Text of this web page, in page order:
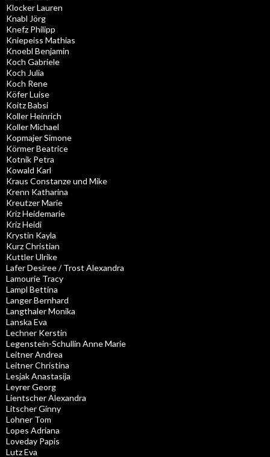
Klocker Lauren
Knabl Jörg
Knefz Philipp
Kniepeiss Mathias
Knoebl Benjamin
Koch Gabriele
Koch Julia
Koch Rene
Köfer Luise
Koitz Babsi
Koller Heinrich
Koller Michael
Kopmajer Simone
Körmer Beatrice
Kotnik Petra
Kowald Karl
Kraus Constanze und Mike
Krenn Katharina
Kreutzer Marie
Kriz Heidemarie
Kriz Heidi
Krystin Kayla
Kurz Christian
Kuttler Ulrike
Lafer Desiree / Trost Alexandra
Lamourie Tracy
Lampl Bettina
Langer Bernhard
Langthaler Monika
Lanska Eva
Lechner Kerstin
Legenstein-Schullin Anne Marie
Leitner Andrea
Leitner Christina
Lesjak Anastasija
Leyrer Georg
Lientscher Alexandra
Litscher Ginny
Lohner Tom
Lopes Adriana
Loveday Papis
Lutz Eva